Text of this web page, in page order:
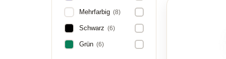
Mehrfarbig (8)
Schwarz (6)
Grün (6)